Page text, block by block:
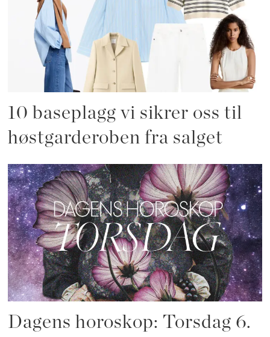
10 baseplagg vi sikrer oss til
høstgarderoben fra salget
Dagens horoskop: Torsdag 6.